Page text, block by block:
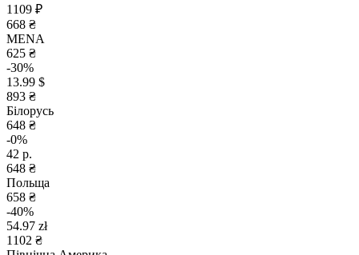
1109 ₽
668 ₴
MENA
625 ₴
-30%
13.99 $
893 ₴
Білорусь
648 ₴
-0%
42 р.
648 ₴
Польща
658 ₴
-40%
54.97 zł
1102 ₴